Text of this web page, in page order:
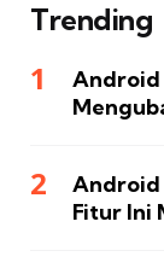
Trending
Android
Android
Fitur Ini